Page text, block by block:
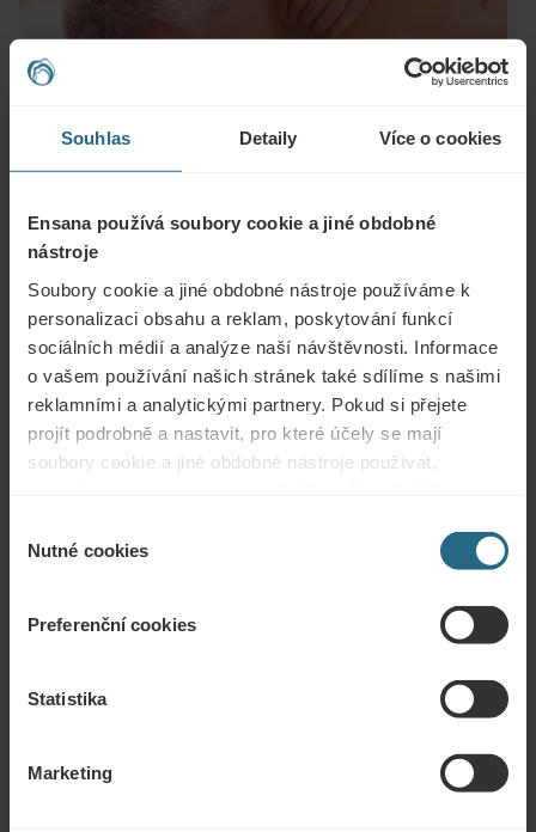
Souhlas Detaily Více o cookies
Ensana používá soubory cookie a jiné obdobné
nástroje
Soubory cookie a jiné obdobné nástroje používáme k
personalizaci obsahu a reklam, poskytování funkcí
sociálních médií a analýze naší návštěvnosti. Informace
o vašem používání našich stránek také sdílíme s našimi
reklamními a analytickými partnery. Pokud si přejete
projít podrobně a nastavit, pro které účely se mají
soubory cookie a jiné obdobné nástroje používat,
„Povolit vše“.
souhlasu
Nutné cookies
Preferenční cookies
Statistika
Marketing
Otázky
Obraťte se na nás s jakýmikoli dotazy ohledně našich hotelů Ensana nebo
služeb. Otázky a odpovědi týkající se našeho věrnostního programu
naleznete zde.
Naše nejlepší nabídky si můžete rezervovat zde. Pokud se chcete připojit k
našemu věrnostnímu programu a získat další slevy, výhody nebo chcete jen
dostávat aktuální informace o všech novinkách, klikněte zde.